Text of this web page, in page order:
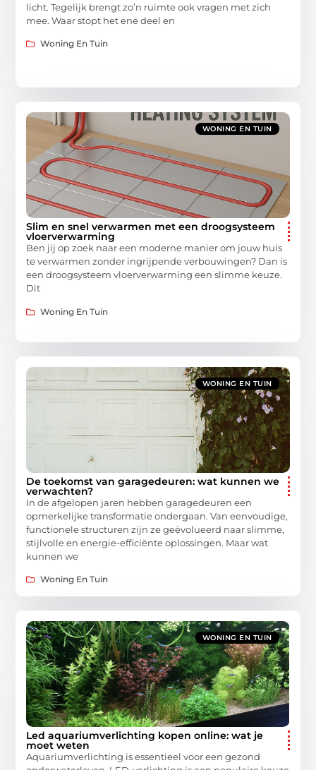
licht. Tegelijk brengt zo’n ruimte ook vragen met zich
mee. Waar stopt het ene deel en
Woning En Tuin
WONING EN TUIN
Slim en snel verwarmen met een droogsysteem
vloerverwarming
Ben jij op zoek naar een moderne manier om jouw huis
te verwarmen zonder ingrijpende verbouwingen? Dan is
een droogsysteem vloerverwarming een slimme keuze.
Dit
Woning En Tuin
WONING EN TUIN
De toekomst van garagedeuren: wat kunnen we
verwachten?
In de afgelopen jaren hebben garagedeuren een
opmerkelijke transformatie ondergaan. Van eenvoudige,
functionele structuren zijn ze geëvolueerd naar slimme,
stijlvolle en energie-efficiënte oplossingen. Maar wat
kunnen we
Woning En Tuin
WONING EN TUIN
Led aquariumverlichting kopen online: wat je
moet weten
Aquariumverlichting is essentieel voor een gezond